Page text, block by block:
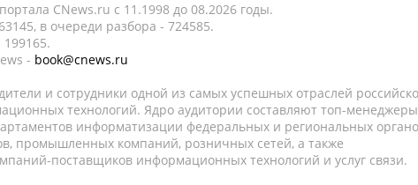
CNews.ru c 11.1998 до 08.2026 годы.
в очереди разбора - 724585.
- book@cnews.ru
и сотрудники одной из самых успешных отраслей
технологий. Ядро аудитории составляют топ-
информатизации федеральных и региональных
промышленных компаний, розничных сетей, а также
поставщиков информационных технологий и услуг связи.